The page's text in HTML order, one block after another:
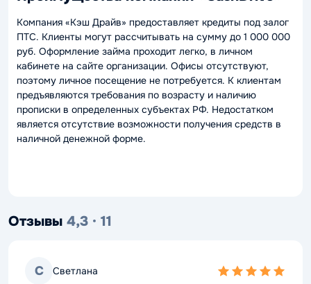
Компания «Кэш Драйв» предоставляет кредиты под залог
ПТС. Клиенты могут рассчитывать на сумму до 1 000 000
руб. Оформление займа проходит легко, в личном
кабинете на сайте организации. Офисы отсутствуют,
поэтому личное посещение не потребуется. К клиентам
предъявляются требования по возрасту и наличию
прописки в определенных субъектах РФ. Недостатком
является отсутствие возможности получения средств в
наличной денежной форме.
Отзывы 4,3 · 11
С Светлана
5,0